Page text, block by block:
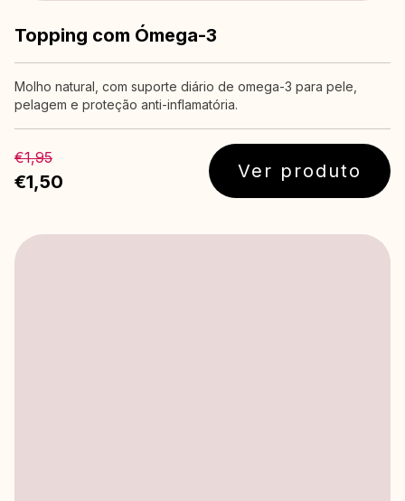
Topping com Ómega-3
Molho natural, com suporte diário de omega-3 para pele,
pelagem e proteção anti-inflamatória.
€1,95
€1,50 Ver produto